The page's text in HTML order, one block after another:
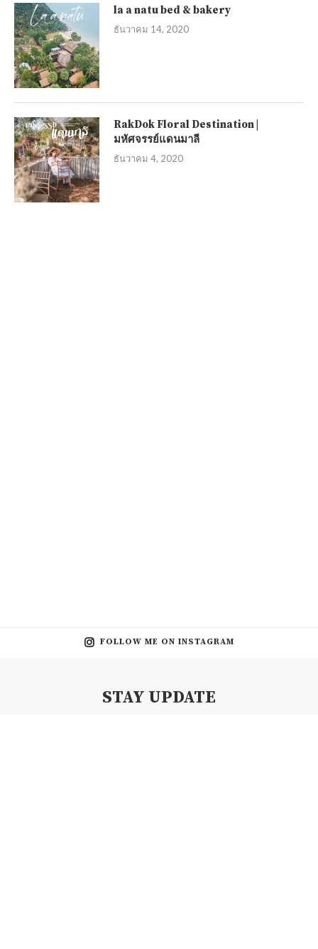
la a natu bed & bakery
ธันวาคม 14, 2020
RakDok Floral Destination |
มหัศจรรย์แดนมาลี
ธันวาคม 4, 2020
FOLLOW ME ON INSTAGRAM
STAY UPDATE